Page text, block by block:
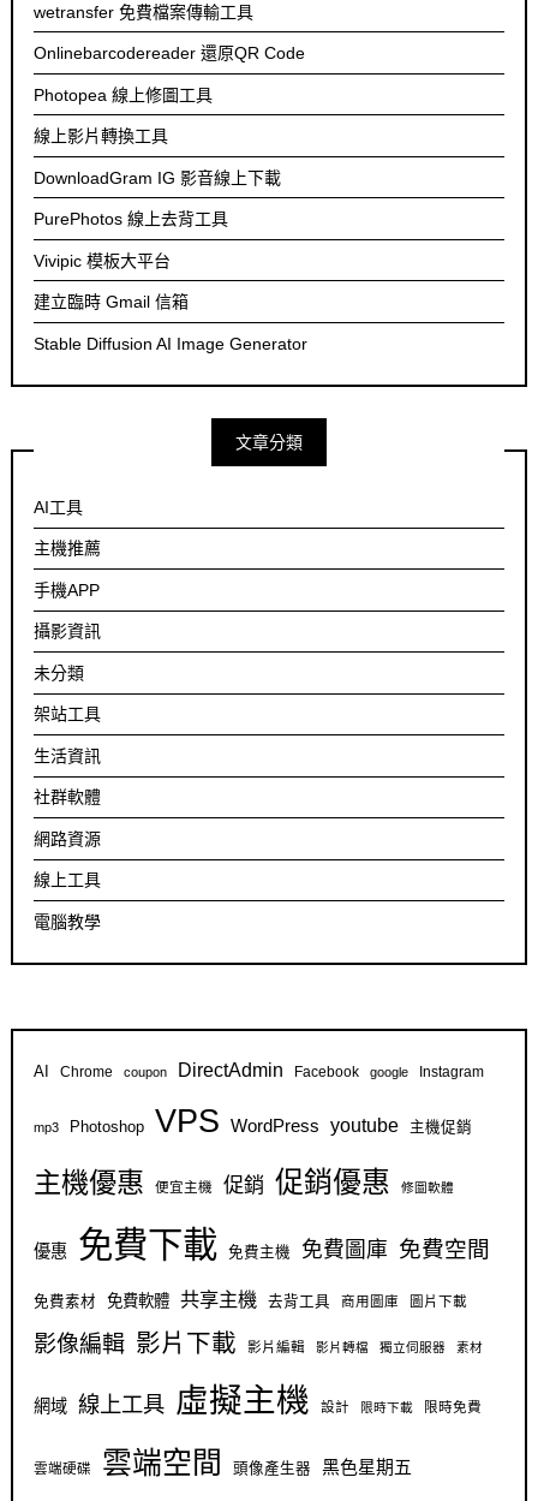
wetransfer 免費檔案傳輸工具
Onlinebarcodereader 還原QR Code
Photopea 線上修圖工具
線上影片轉換工具
DownloadGram IG 影音線上下載
PurePhotos 線上去背工具
Vivipic 模板大平台
建立臨時 Gmail 信箱
Stable Diffusion AI Image Generator
文章分類
AI工具
主機推薦
手機APP
攝影資訊
未分類
架站工具
生活資訊
社群軟體
網路資源
線上工具
電腦教學
AI Chrome coupon DirectAdmin Facebook google Instagram
mp3 Photoshop VPS WordPress youtube 主機促銷
主機優惠 便宜主機 促銷 促銷優惠 修圖軟體
優惠 免費下載 免費主機 免費圖庫 免費空間
免費素材 免費軟體 共享主機 去背工具 商用圖庫 圖片下載
影像編輯 影片下載 影片編輯 影片轉檔 獨立伺服器 素材
網域 線上工具 虛擬主機 設計 限時下載 限時免費
雲端硬碟 雲端空間 頭像產生器 黑色星期五